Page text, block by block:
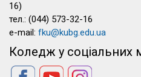
16)
тел.: (044) 573-32-16
e-mail: fku@kubg.edu.ua
Коледж у соціальних